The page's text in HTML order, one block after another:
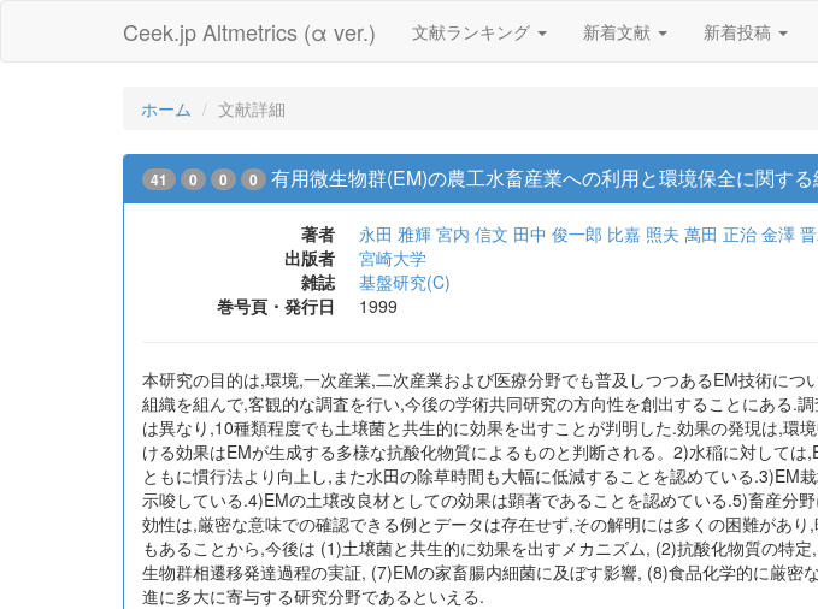
Ceek.jp Altmetrics (α ver.) 文献ランキング 新着文献 新着投稿
ホーム 文献詳細
41 0 0 0 有用微生物群(EM)の農工水畜産業への利用と環境保全に関す
著者 永田 雅輝 宮内 信文 田中 俊一郎 比嘉 照夫 萬田 正治 金澤
出版者
宮崎大学
雑誌
基盤研究(C)
巻号頁・発行日
1999
本研究の目的は,環境,一次産業,二次産業および医療分野でも普及しつつあるEM技術に
組織を組んで,客観的な調査を行い,今後の学術共同研究の方向性を創出することにある.
は異なり,10種類程度でも土壌菌と共生的に効果を出すことが判明した.効果の発現は,
ける効果はEMが生成する多様な抗酸化物質によるものと判断される。2)水稲に対して
ともに慣行法より向上し,また水田の除草時間も大幅に低減することを認めている
示唆している.4)EMの土壌改良材としての効果は顕著であることを認めている.5)畜産
効性は,厳密な意味での確認できる例とデータは存在せず,その解明には多くの困難があ
もあることから,今後は (1)土壌菌と共生的に効果を出すメカニズム, (2)抗酸化物質の特
生物群相遷移発達過程の実証, (7)EMの家畜腸内細菌に及ぼす影響, (8)食品化学的に厳
進に多大に寄与する研究分野であるといえる.